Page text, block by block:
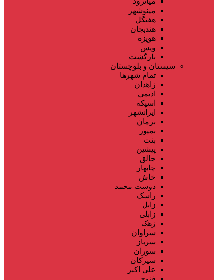
مینوشهر
هفتگل
هندیجان
هویزه
ویس
بازگشت
سیستان و بلوچستان
تمام شهر‌ها
زاهدان
ادیمی
اسپکه
ایرانشهر
بزمان
بمپور
بنت
پیشین
جالق
چابهار
خاش
دوست محمد
راسک
زابل
زابلی
زهک
سراوان
سرباز
سوران
سیرکان
علی اکبر